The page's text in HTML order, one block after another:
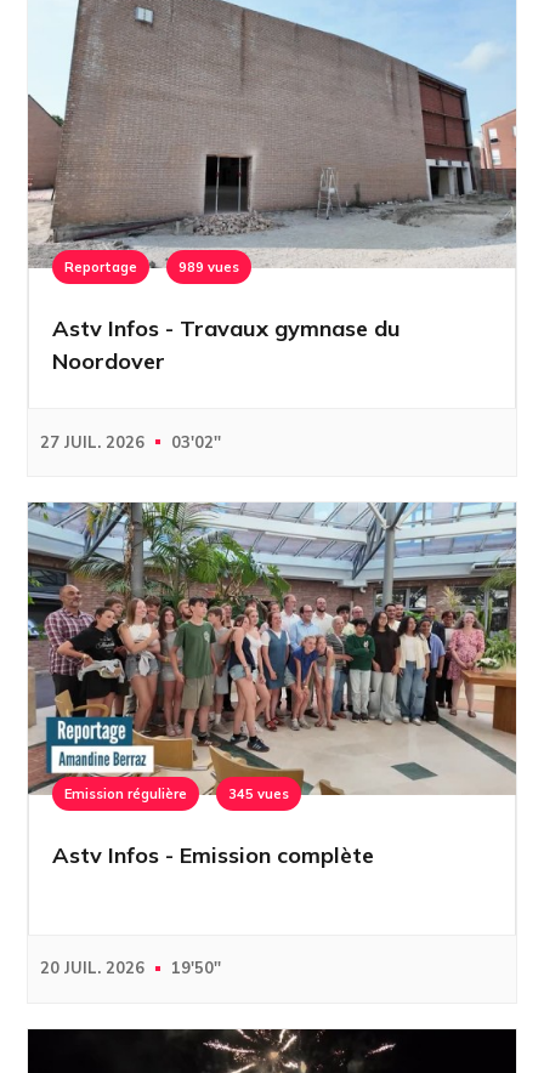
Reportage 989 vues
Astv Infos - Travaux gymnase du
Noordover
27 JUIL. 2026 03'02''
Emission régulière 345 vues
Astv Infos - Emission complète
20 JUIL. 2026 19'50''